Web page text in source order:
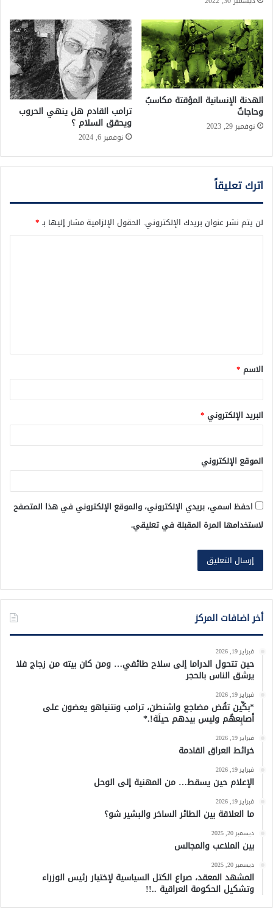
الهدنة الإنسانية المؤقتة مكاسبٌ
وحاجاتٌ
نوفمبر 29, 2023
ترامب القادم هل ينهي الحروب
ويحقق السلام ؟
نوفمبر 6, 2024
اترك تعليقاً
لن يتم نشر عنوان بريدك الإلكتروني. الحقول الإلزامية مشار إليها بـ*
ق
*
الاسم *
البريد الإلكتروني *
الموقع الإلكتروني
احفظ اسمي، بريدي الإلكتروني، والموقع الإلكتروني في هذا المتصفح
لاستخدامها المرة المقبلة في تعليقي.
أخر اضافات المركز
فبراير 19, 2026
حين تتحول الدراما إلى سلاح طائفي… ومن كان بيته من زجاج فلا
يرشق الناس بالحجر
فبراير 19, 2026
*بكِّين تقُض مضاجع واشنطن، ترامب ونتنياهو يعضون على
أصابِعهُم وليس بيدهم حيلَة!.*
فبراير 19, 2026
خرائط العراق القادمة
فبراير 19, 2026
الإعلام حين يسقط… من المهنية إلى الوحل
فبراير 19, 2026
ما العلاقة بين الطائر الساخر والبشير شو؟
ديسمبر 20, 2025
بين الملاعب والمجالس
ديسمبر 20, 2025
المشهد المعقد، صراع الكتل السياسية لإختيار رئيس الوزراء
وتشكيل الحكومة العراقية ..!!